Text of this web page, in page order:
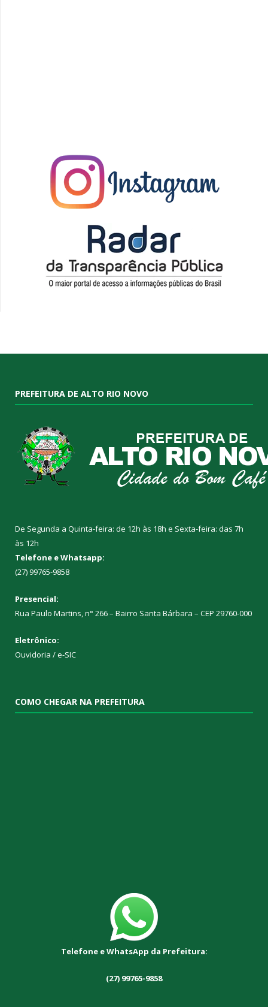
PREFEITURA DE ALTO RIO NOVO
De Segunda a Quinta-feira: de 12h às 18h e Sexta-feira: das 7h
às 12h
Telefone e Whatsapp:
(27) 99765-9858
Presencial:
Rua Paulo Martins, n° 266 – Bairro Santa Bárbara – CEP 29760-000
Eletrônico:
Ouvidoria /e-SIC
COMO CHEGAR NA PREFEITURA
Telefone e WhatsApp da Prefeitura:
(27) 99765-9858